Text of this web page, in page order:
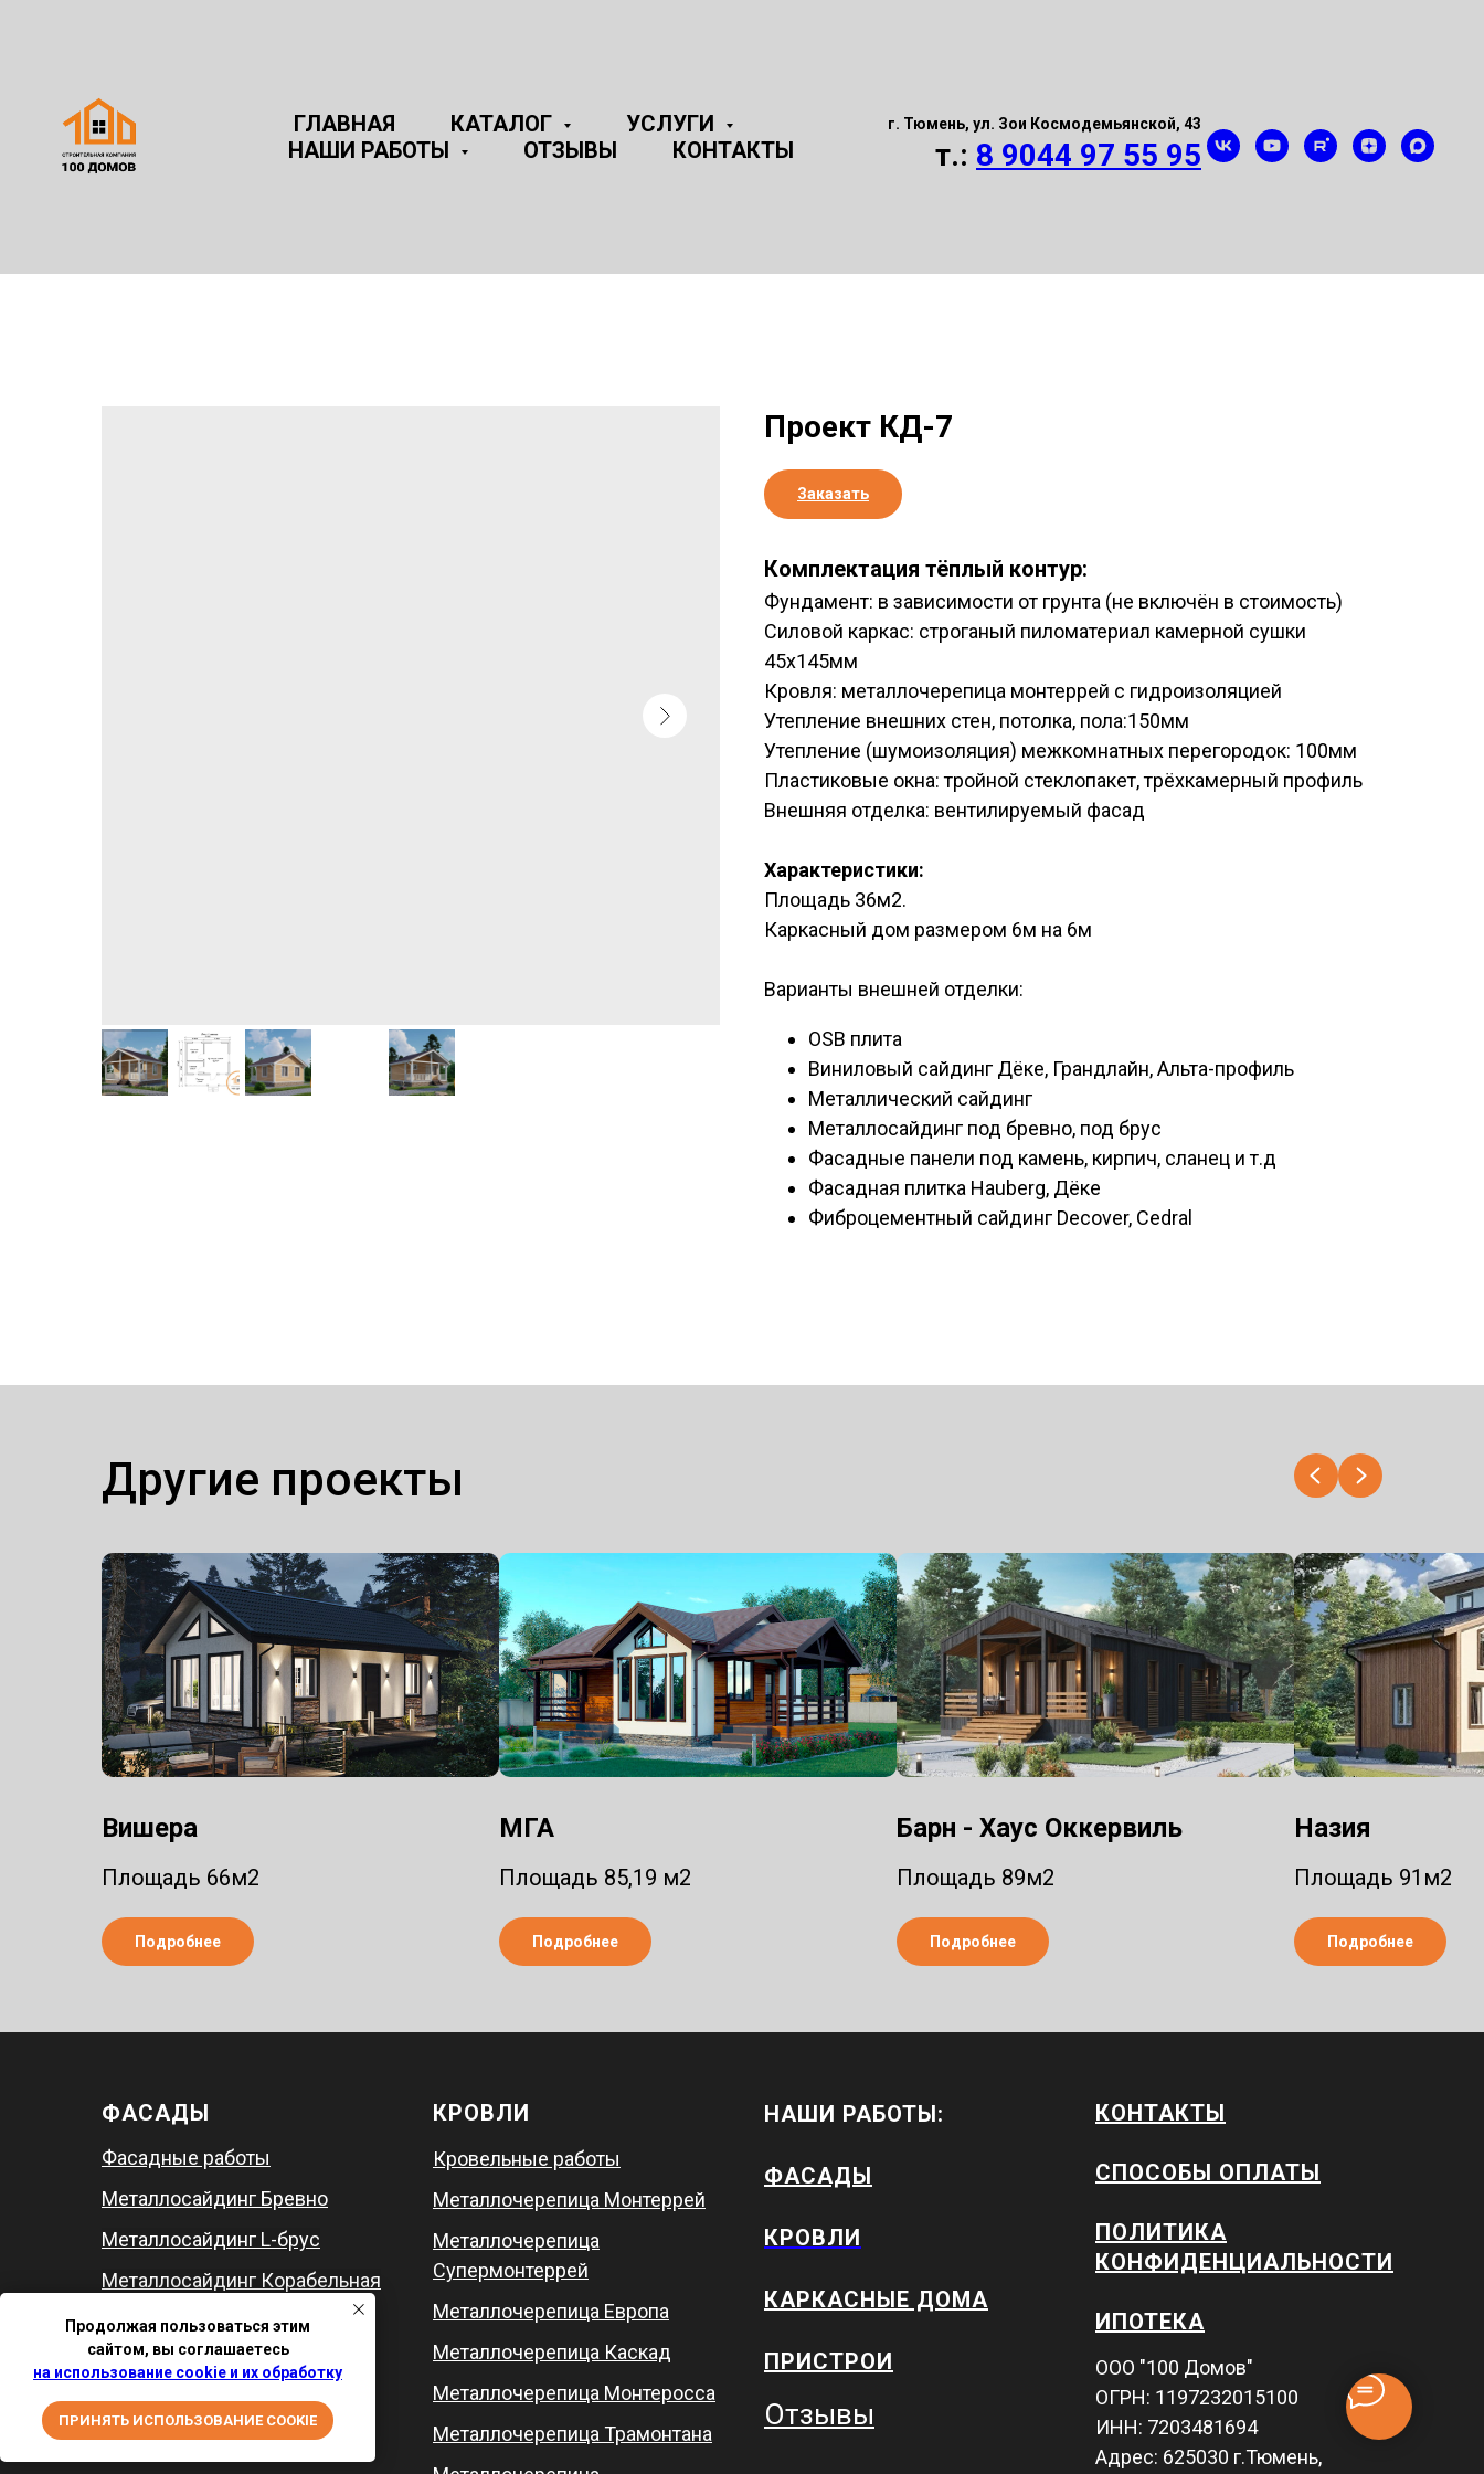
ГЛАВНАЯ КАТАЛОГ
УСЛУГИ
НАШИ РАБОТЫ
ОТЗЫВЫ КОНТАКТЫ
г. Тюмень, ул. Зои Космодемьянской, 43
т.: 8 9044 97 55 95
Проект КД-7
Заказать
Комплектация тёплый контур:
Фундамент: в зависимости от грунта (не включён в стоимость)
Силовой каркас: строганый пиломатериал камерной сушки
45х145мм
Кровля: металлочерепица монтеррей с гидроизоляцией
Утепление внешних стен, потолка, пола:150мм
Утепление (шумоизоляция) межкомнатных перегородок: 100мм
Пластиковые окна: тройной стеклопакет, трёхкамерный профиль
Внешняя отделка: вентилируемый фасад
Характеристики:
Площадь 36м2.
Каркасный дом размером 6м на 6м
Варианты внешней отделки:
OSB плита
Виниловый сайдинг Дёке, Грандлайн, Альта-профиль
Металлический сайдинг
Металлосайдинг под бревно, под брус
Фасадные панели под камень, кирпич, сланец и т.д
Фасадная плитка Hauberg, Дёке
Фиброцементный сайдинг Decover, Cedral
Продолжая пользоваться этим
сайтом, вы соглашаетесь
на использование cookie и их обработку
ПРИНЯТЬ ИСПОЛЬЗОВАНИЕ COOKIE
Другие проекты
Вишера
Площадь 66м2
Подробнее
МГА
Площадь 85,19 м2
Подробнее
Барн - Хаус Оккервиль
Площадь 89м2
Подробнее
Назия
Площадь 91м2
Подробнее
ФАСАДЫ
Фасадные работы
Металлосайдинг Бревно
Металлосайдинг L-брус
Металлосайдинг Корабельная
Металлосайдинг Софит
КРОВЛИ
Кровельные работы
Металлочерепица Монтеррей
Металлочерепица
Супермонтеррей
Металлочерепица Европа
Металлочерепица Каскад
Металлочерепица Монтеросса
Металлочерепица Трамонтана
НАШИ РАБОТЫ:
ФАСАДЫ
КРОВЛИ
КАРКАСНЫЕ ДОМА
ПРИСТРОИ
Отзывы
КОНТАКТЫ
СПОСОБЫ ОПЛАТЫ
ПОЛИТИКА
КОНФИДЕНЦИАЛЬНОСТИ
ИПОТЕКА
ООО "100 Домов"
ОГРН: 1197232015100
ИНН: 7203481694
Адрес: 625030 г.Тюмень,